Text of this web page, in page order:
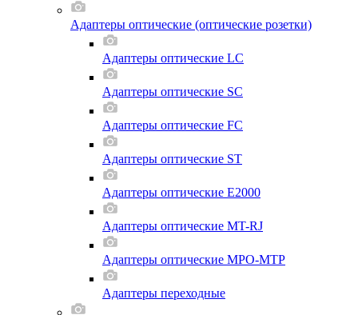
Адаптеры оптические (оптические розетки)
Адаптеры оптические LC
Адаптеры оптические SC
Адаптеры оптические FC
Адаптеры оптические ST
Адаптеры оптические E2000
Адаптеры оптические MT-RJ
Адаптеры оптические MPO-MTP
Адаптеры переходные